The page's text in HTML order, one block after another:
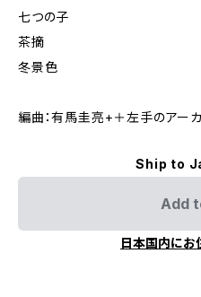
七つの子
茶摘
冬景色
編曲：有馬圭亮+＋左手のアー
Ship to
Add
日本国内にお